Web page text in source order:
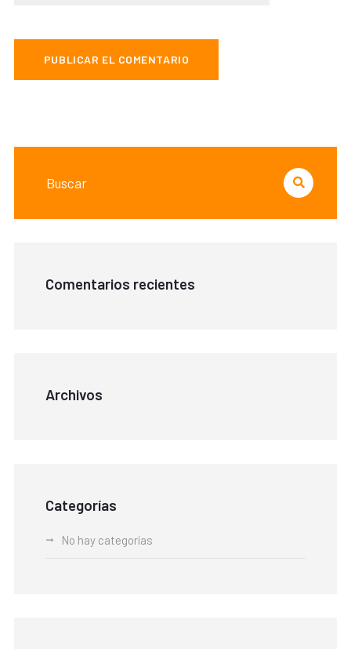
Comentarios recientes
Archivos
Categorías
No hay categorías